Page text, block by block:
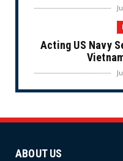
Acting US Navy
Ninh
ABOUT US